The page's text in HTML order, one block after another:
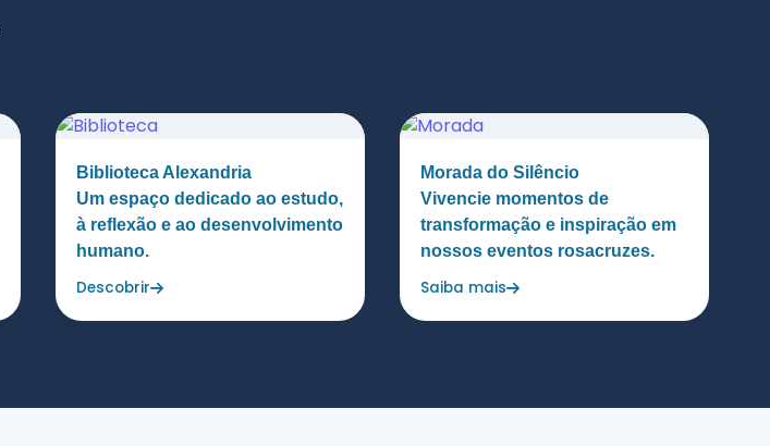
Biblioteca Alexandria
Um espaço dedicado ao estudo,
à reflexão e ao desenvolvimento
humano.
Descobrir
Morada do Silêncio
Vivencie momentos de
transformação e inspiração em
nossos eventos rosacruzes.
Saiba mais